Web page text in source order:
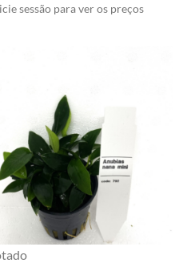
sessão para ver os preços